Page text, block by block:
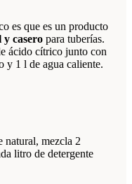
es que es un producto
y casero para tuberías.
ácido cítrico junto con
y 1 l de agua caliente.
natural, mezcla 2
litro de detergente